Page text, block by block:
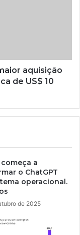
aquisição
de US$ 10
a
o ChatGPT
operacional.
de 2025